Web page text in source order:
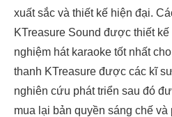
xuất sắc và thiết kế hiện đại.
KTreasure Sound được thiết
nghiệm hát karaoke tốt nhất
thanh KTreasure được các kĩ
nghiên cứu phát triển sau đó
mua lại bản quyền sáng chế và